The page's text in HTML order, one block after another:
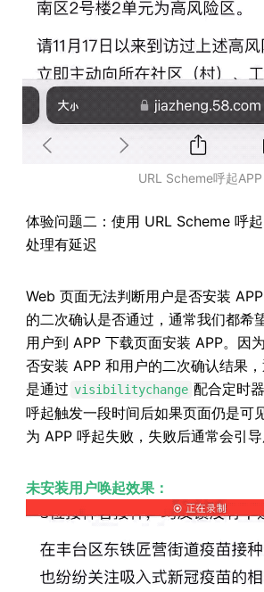
URL Scheme呼起APP
体验问题二：使用 URL Scheme 呼
处理有延迟
Web 页面无法判断用户是否安装
的二次确认是否通过，通常我们都希
用户到 APP 下载页面安装 APP。因
否安装 APP 和用户的二次确认结果
是通过 visibilitychange 配合定时
呼起触发一段时间后如果页面仍是可
为 APP 呼起失败，失败后通常会引导
未安装用户唤起效果：